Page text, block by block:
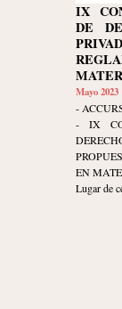
IX
DE
Mayo 2023
-
- IX
EN
Lugar de